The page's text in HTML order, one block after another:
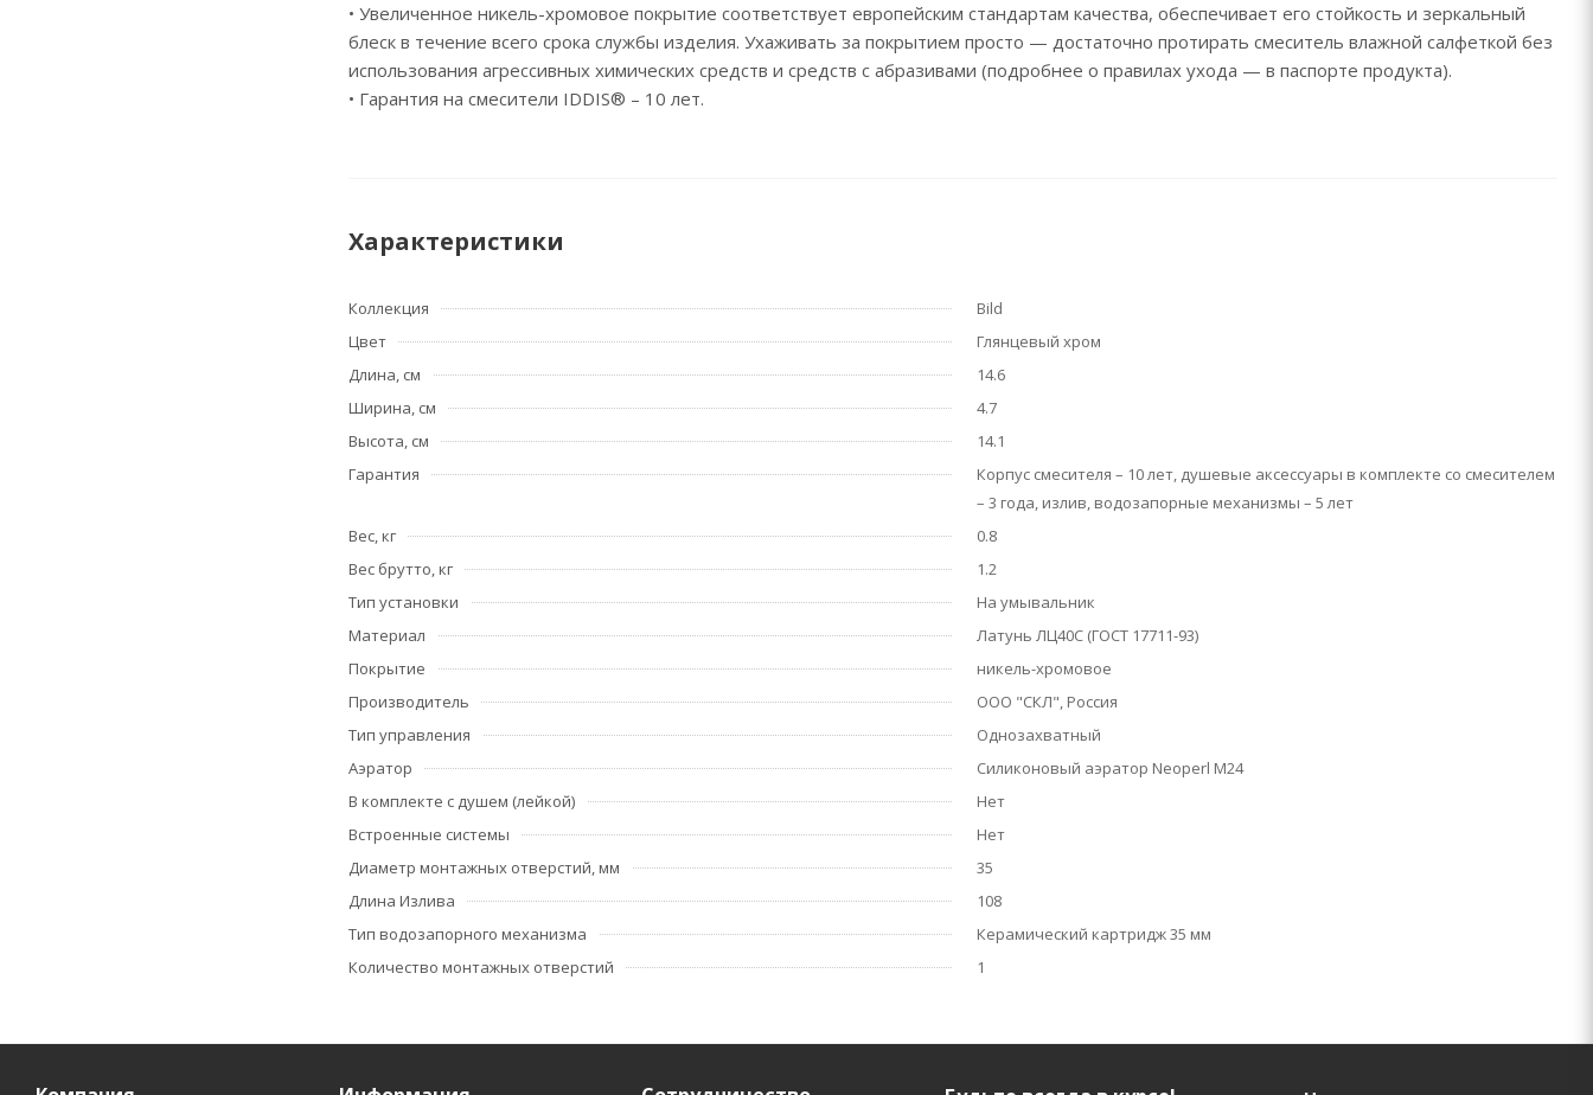
• Увеличенное никель-хромовое покрытие соответствует европейским стандартам качества, обеспечивает его стойкость и зеркальный
блеск в течение всего срока службы изделия. Ухаживать за покрытием просто — достаточно протирать смеситель влажной салфеткой без
использования агрессивных химических средств и средств с абразивами (подробнее о правилах ухода — в паспорте продукта).
• Гарантия на смесители IDDIS® – 10 лет.
Характеристики
Коллекция
Bild
Цвет
Глянцевый хром
Длина, см
14.6
Ширина, см
4.7
Высота, см
14.1
Гарантия
Корпус смесителя – 10 лет, душевые аксессуары в комплекте со смесителем
– 3 года, излив, водозапорные механизмы – 5 лет
Вес, кг
0.8
Вес брутто, кг
1.2
Тип установки
На умывальник
Материал
Латунь ЛЦ40C (ГОСТ 17711-93)
Покрытие
никель-хромовое
Производитель
ООО "СКЛ", Россия
Тип управления
Однозахватный
Аэратор
Силиконовый аэратор Neoperl M24
В комплекте с душем (лейкой)
Нет
Встроенные системы
Нет
Диаметр монтажных отверстий, мм
35
Длина Излива
108
Тип водозапорного механизма
Керамический картридж 35 мм
Количество монтажных отверстий
1